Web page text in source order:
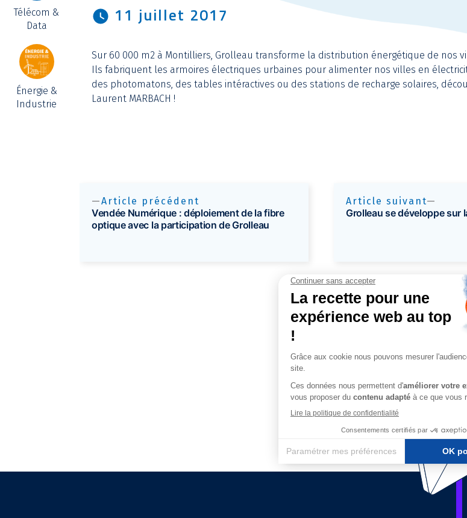
Télécom &
Data
Énergie &
Industrie
11 juillet 2017
Sur 60 000 m2 à Montilliers, Grolleau transforme la distribution énergétique de nos
Ils fabriquent les armoires électriques urbaines pour alimenter nos villes en
des photomatons, des tables intéractives ou des stations de recharge solaires,
Laurent MARBACH !
Article précédent
Vendée Numérique : déploiement de la fibre
optique avec la participation de Grolleau
Article suivant
Grolleau se développe sur